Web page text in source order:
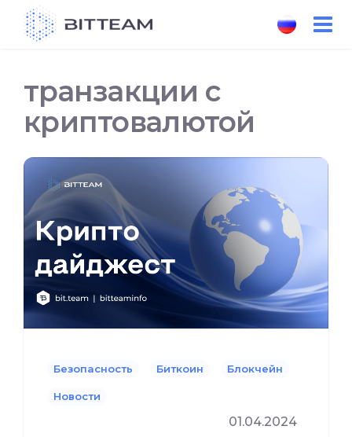
транзакции с
криптовалютой
Безопасность Биткоин Блокчейн
Новости
01.04.2024